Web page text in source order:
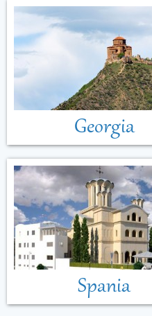
Georgia
Spania